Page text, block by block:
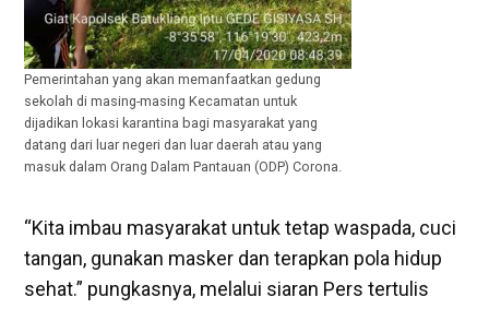
Pemerintahan yang akan memanfaatkan gedung
sekolah di masing-masing Kecamatan untuk
dijadikan lokasi karantina bagi masyarakat yang
datang dari luar negeri dan luar daerah atau yang
masuk dalam Orang Dalam Pantauan (ODP) Corona.
“Kita imbau masyarakat untuk tetap waspada, cuci
tangan, gunakan masker dan terapkan pola hidup
sehat.” pungkasnya, melalui siaran Pers tertulis